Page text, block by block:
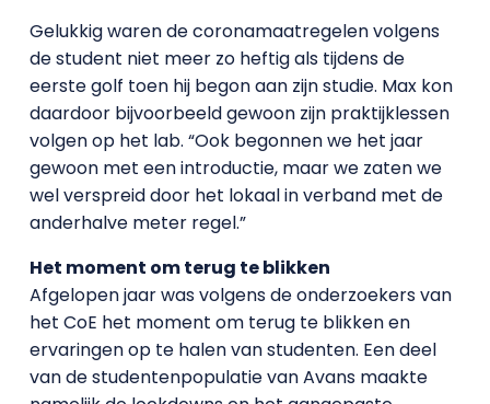
Gelukkig waren de coronamaatregelen volgens
de student niet meer zo heftig als tijdens de
eerste golf toen hij begon aan zijn studie. Max kon
daardoor bijvoorbeeld gewoon zijn praktijklessen
volgen op het lab. “Ook begonnen we het jaar
gewoon met een introductie, maar we zaten we
wel verspreid door het lokaal in verband met de
anderhalve meter regel.”
Het moment om terug te blikken
Afgelopen jaar was volgens de onderzoekers van
het CoE het moment om terug te blikken en
ervaringen op te halen van studenten. Een deel
van de studentenpopulatie van Avans maakte